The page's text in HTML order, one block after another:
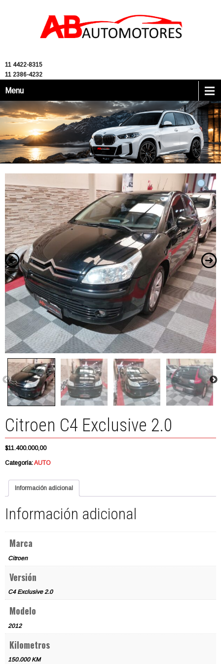
11 4422-8315
11 2386-4232
Menu
Citroen C4 Exclusive 2.0
$11.400.000,00
Categoría:AUTO
Información adicional
Información adicional
Marca
Citroen
Versión
C4 Exclusive 2.0
Modelo
2012
Kilometros
150.000 KM